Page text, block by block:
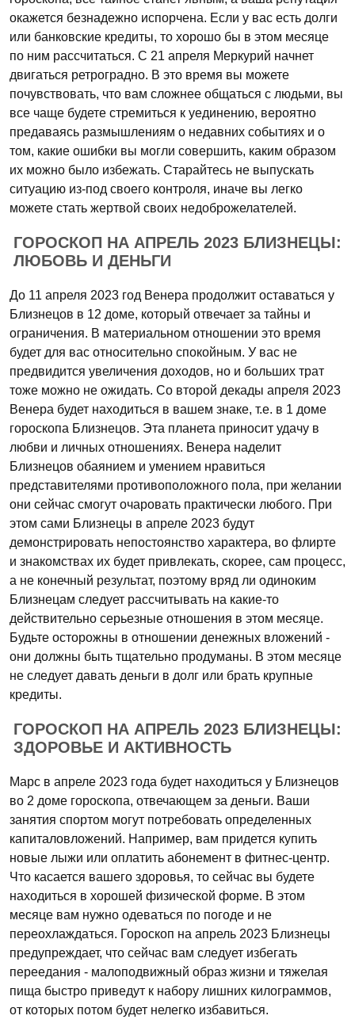
окажется безнадежно испорчена. Если у вас есть долги
или банковские кредиты, то хорошо бы в этом месяце
по ним рассчитаться. С 21 апреля Меркурий начнет
двигаться ретроградно. В это время вы можете
почувствовать, что вам сложнее общаться с людьми, вы
все чаще будете стремиться к уединению, вероятно
предаваясь размышлениям о недавних событиях и о
том, какие ошибки вы могли совершить, каким образом
их можно было избежать. Старайтесь не выпускать
ситуацию из-под своего контроля, иначе вы легко
можете стать жертвой своих недоброжелателей.
ГОРОСКОП НА АПРЕЛЬ 2023 БЛИЗНЕЦЫ:
ЛЮБОВЬ И ДЕНЬГИ
До 11 апреля 2023 год Венера продолжит оставаться у
Близнецов в 12 доме, который отвечает за тайны и
ограничения. В материальном отношении это время
будет для вас относительно спокойным. У вас не
предвидится увеличения доходов, но и больших трат
тоже можно не ожидать. Со второй декады апреля 2023
Венера будет находиться в вашем знаке, т.е. в 1 доме
гороскопа Близнецов. Эта планета приносит удачу в
любви и личных отношениях. Венера наделит
Близнецов обаянием и умением нравиться
представителями противоположного пола, при желании
они сейчас смогут очаровать практически любого. При
этом сами Близнецы в апреле 2023 будут
демонстрировать непостоянство характера, во флирте
и знакомствах их будет привлекать, скорее, сам процесс,
а не конечный результат, поэтому вряд ли одиноким
Близнецам следует рассчитывать на какие-то
действительно серьезные отношения в этом месяце.
Будьте осторожны в отношении денежных вложений -
они должны быть тщательно продуманы. В этом месяце
не следует давать деньги в долг или брать крупные
кредиты.
ГОРОСКОП НА АПРЕЛЬ 2023 БЛИЗНЕЦЫ:
ЗДОРОВЬЕ И АКТИВНОСТЬ
Марс в апреле 2023 года будет находиться у Близнецов
во 2 доме гороскопа, отвечающем за деньги. Ваши
занятия спортом могут потребовать определенных
капиталовложений. Например, вам придется купить
новые лыжи или оплатить абонемент в фитнес-центр.
Что касается вашего здоровья, то сейчас вы будете
находиться в хорошей физической форме. В этом
месяце вам нужно одеваться по погоде и не
переохлаждаться. Гороскоп на апрель 2023 Близнецы
предупреждает, что сейчас вам следует избегать
переедания - малоподвижный образ жизни и тяжелая
пища быстро приведут к набору лишних килограммов,
от которых потом будет нелегко избавиться.